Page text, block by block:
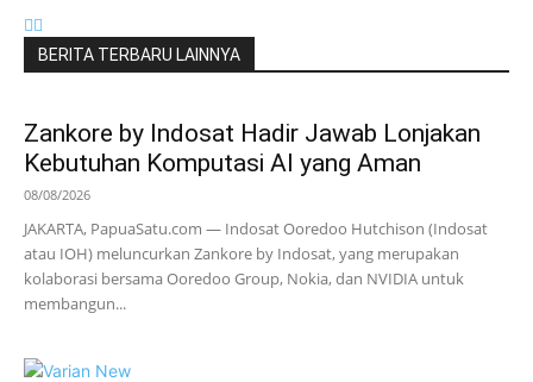
BERITA TERBARU LAINNYA
Zankore by Indosat Hadir Jawab Lonjakan
Kebutuhan Komputasi AI yang Aman
08/08/2026
JAKARTA, PapuaSatu.com — Indosat Ooredoo Hutchison (Indosat
atau IOH) meluncurkan Zankore by Indosat, yang merupakan
kolaborasi bersama Ooredoo Group, Nokia, dan NVIDIA untuk
membangun...